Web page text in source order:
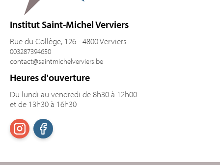
Institut Saint-Michel Verviers
Rue du Collège, 126 - 4800 Verviers
003287394650
contact@saintmichelverviers.be
Heures d'ouverture
Du lundi au vendredi de 8h30 à 12h00
et de 13h30 à 16h30